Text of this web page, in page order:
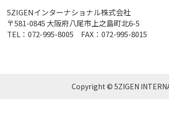
5ZIGENインターナショナル株式会社
〒581-0845 大阪府八尾市上之島町北6-5
TEL：072-995-8005 FAX：072-995-8015
Copyright © 5ZIGEN